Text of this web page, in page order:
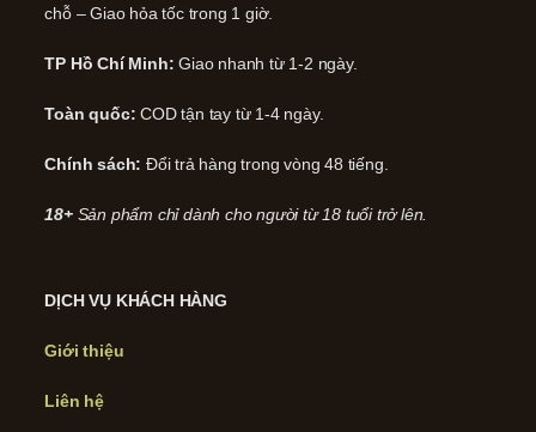
chỗ – Giao hỏa tốc trong 1 giờ.
TP Hồ Chí Minh: Giao nhanh từ 1-2 ngày.
Toàn quốc: COD tận tay từ 1-4 ngày.
Chính sách: Đổi trả hàng trong vòng 48 tiếng.
18+ Sản phẩm chỉ dành cho người từ 18 tuổi trở lên.
DỊCH VỤ KHÁCH HÀNG
Giới thiệu
Liên hệ